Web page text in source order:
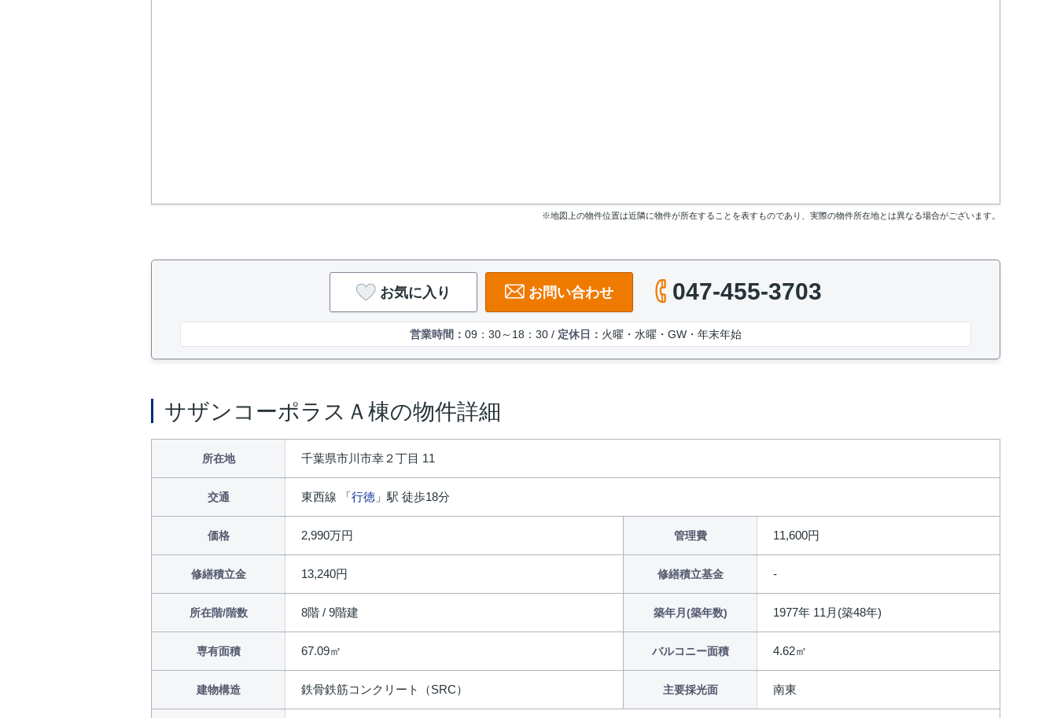
※地図上の物件位置は近隣に物件が所在することを表すものであり、実際の物件所在地とは異なる場合がございます。
お気に入り お問い合わせ 047-455-3703
営業時間： 09：30～18：30 / 定休日： 火曜・水曜・GW・年末年始
サザンコーポラスＡ棟の物件詳細
所在地 千葉県市川市幸２丁目 11
交通 東西線 「行徳 」駅 徒歩18分
価格 2,990万円 管理費 11,600円
修繕積立金 13,240円 修繕積立基金
所在階/階数 8階 / 9階建 築年月(築年数) 1977年 11月(築48年)
専有面積 67.09㎡ バルコニー面積 4.62㎡
建物構造 鉄骨鉄筋コンクリート（SRC） 主要採光面 南東